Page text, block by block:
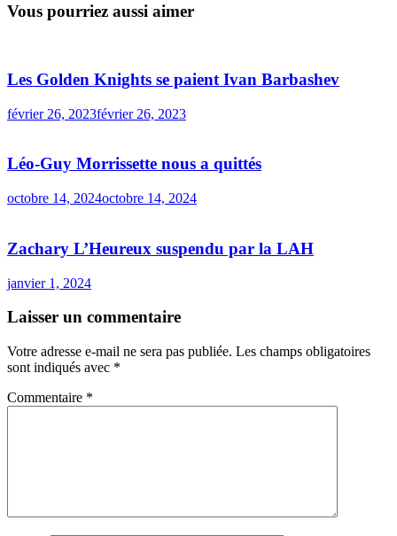
Vous pourriez aussi aimer
Les Golden Knights se paient Ivan Barbashev
février 26, 2023février 26, 2023
Léo-Guy Morrissette nous a quittés
octobre 14, 2024octobre 14, 2024
Zachary L’Heureux suspendu par la LAH
janvier 1, 2024
Laisser un commentaire
Votre adresse e-mail ne sera pas publiée. Les champs obligatoires
sont indiqués avec *
Commentaire *